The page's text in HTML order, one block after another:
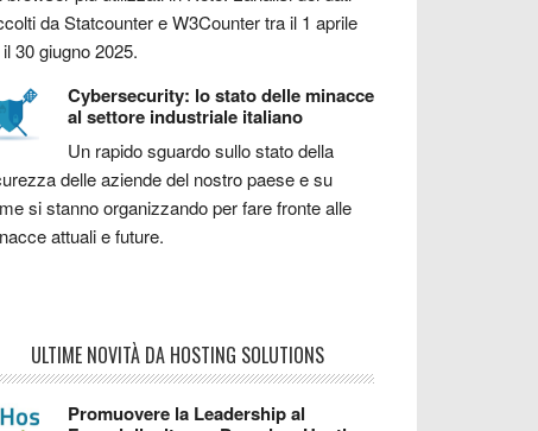
da Statcounter e W3Counter tra il 1 aprile
30 giugno 2025.
Cybersecurity: lo stato delle minacce
al settore industriale italiano
Un rapido sguardo sullo stato della
delle aziende del nostro paese e su
si stanno organizzando per fare fronte alle
attuali e future.
ULTIME NOVITÀ DA HOSTING SOLUTIONS
Promuovere la Leadership al